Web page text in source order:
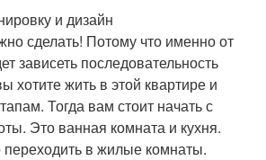
и дизайн
сделать! Потому что именно от
зависеть последовательность
хотите жить в этой квартире и
Тогда вам стоит начать с
Это ванная комната и кухня.
в жилые комнаты.